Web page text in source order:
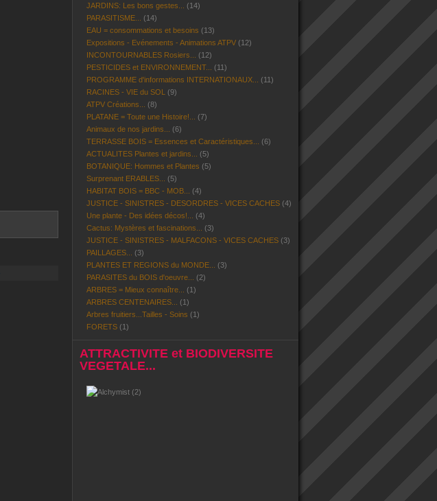
JARDINS: Les bons gestes...
(14)
PARASITISME...
(14)
EAU = consommations et besoins (13)
Expositions - Evénements - Animations ATPV (12)
INCONTOURNABLES Rosiers...
(12)
PESTICIDES et ENVIRONNEMENT...
(11)
PROGRAMME d'informations INTERNATIONAUX...
(11)
RACINES - VIE du SOL
(9)
ATPV Créations...
(8)
PLATANE = Toute une Histoire!...
(7)
Animaux de nos jardins...
(6)
TERRASSE BOIS = Essences et Caractéristiques...
(6)
ACTUALITES Plantes et jardins...
(5)
BOTANIQUE: Hommes et Plantes (5)
Surprenant ERABLES...
(5)
HABITAT BOIS = BBC - MOB...
(4)
JUSTICE - SINISTRES - DESORDRES - VICES CACHES (4)
Une plante - Des idées décos!...
(4)
Cactus: Mystères et fascinations...
(3)
JUSTICE - SINISTRES - MALFACONS - VICES CACHES (3)
PAILLAGES...
(3)
PLANTES ET REGIONS du MONDE...
(3)
PARASITES du BOIS d'oeuvre...
(2)
ARBRES = Mieux connaître...
(1)
ARBRES CENTENAIRES...
(1)
Arbres fruitiers...Tailles - Soins (1)
FORETS (1)
ATTRACTIVITE et BIODIVERSITE
VEGETALE...